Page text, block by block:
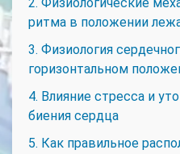
ритма в положении
3. Физиология
горизонтальном
4. Влияние стресса и
биения сердца
5. Как правильное